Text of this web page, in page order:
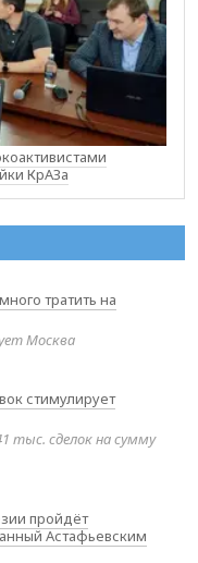
КрАЗа
тратить на
Москва
стимулирует
тыс. сделок на сумму
пройдёт
Астафьевским